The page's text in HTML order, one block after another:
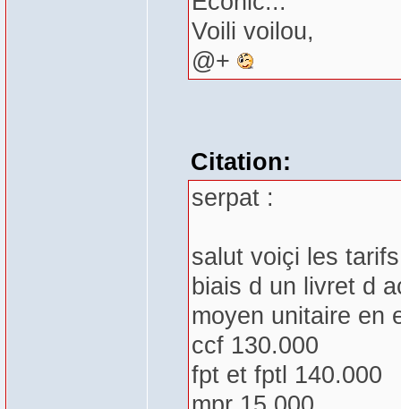
Voili voilou,
@+
Citation:
serpat :
salut voiçi les
biais d un livret d
moyen unitaire en
ccf 130.000
fpt et fptl 140.000